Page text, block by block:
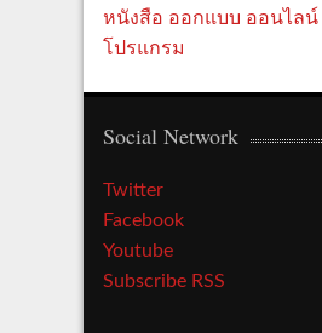
หนังสือ ออกแบบ ออนไลน์
โปรแกรม
Social Network
Twitter
Facebook
Youtube
Subscribe RSS